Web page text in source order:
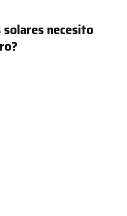
solares necesito